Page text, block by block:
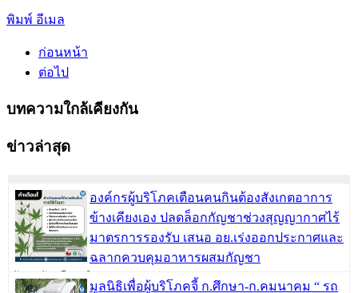
พิมพ์ อีเมล
ก่อนหน้า
ต่อไป
บทความใกล้เคียงกัน
ข่าวล่าสุด
องค์กรผู้บริโภคเตือนคนกินต้องสังเกตอาการ
ข้างเคียงเอง ปลดล็อกกัญชาช่วงสุญญากาศไร้
มาตรการรองรับ เสนอ อย.เร่งออกประกาศและ
ฉลากควบคุมอาหารผสมกัญชา
วันพฤหัสบดี, 09 มิถุนายน 2565
มูลนิธิเพื่อผู้บริโภคจี้ ก.ศึกษา-ก.คมนาคม “ รถ